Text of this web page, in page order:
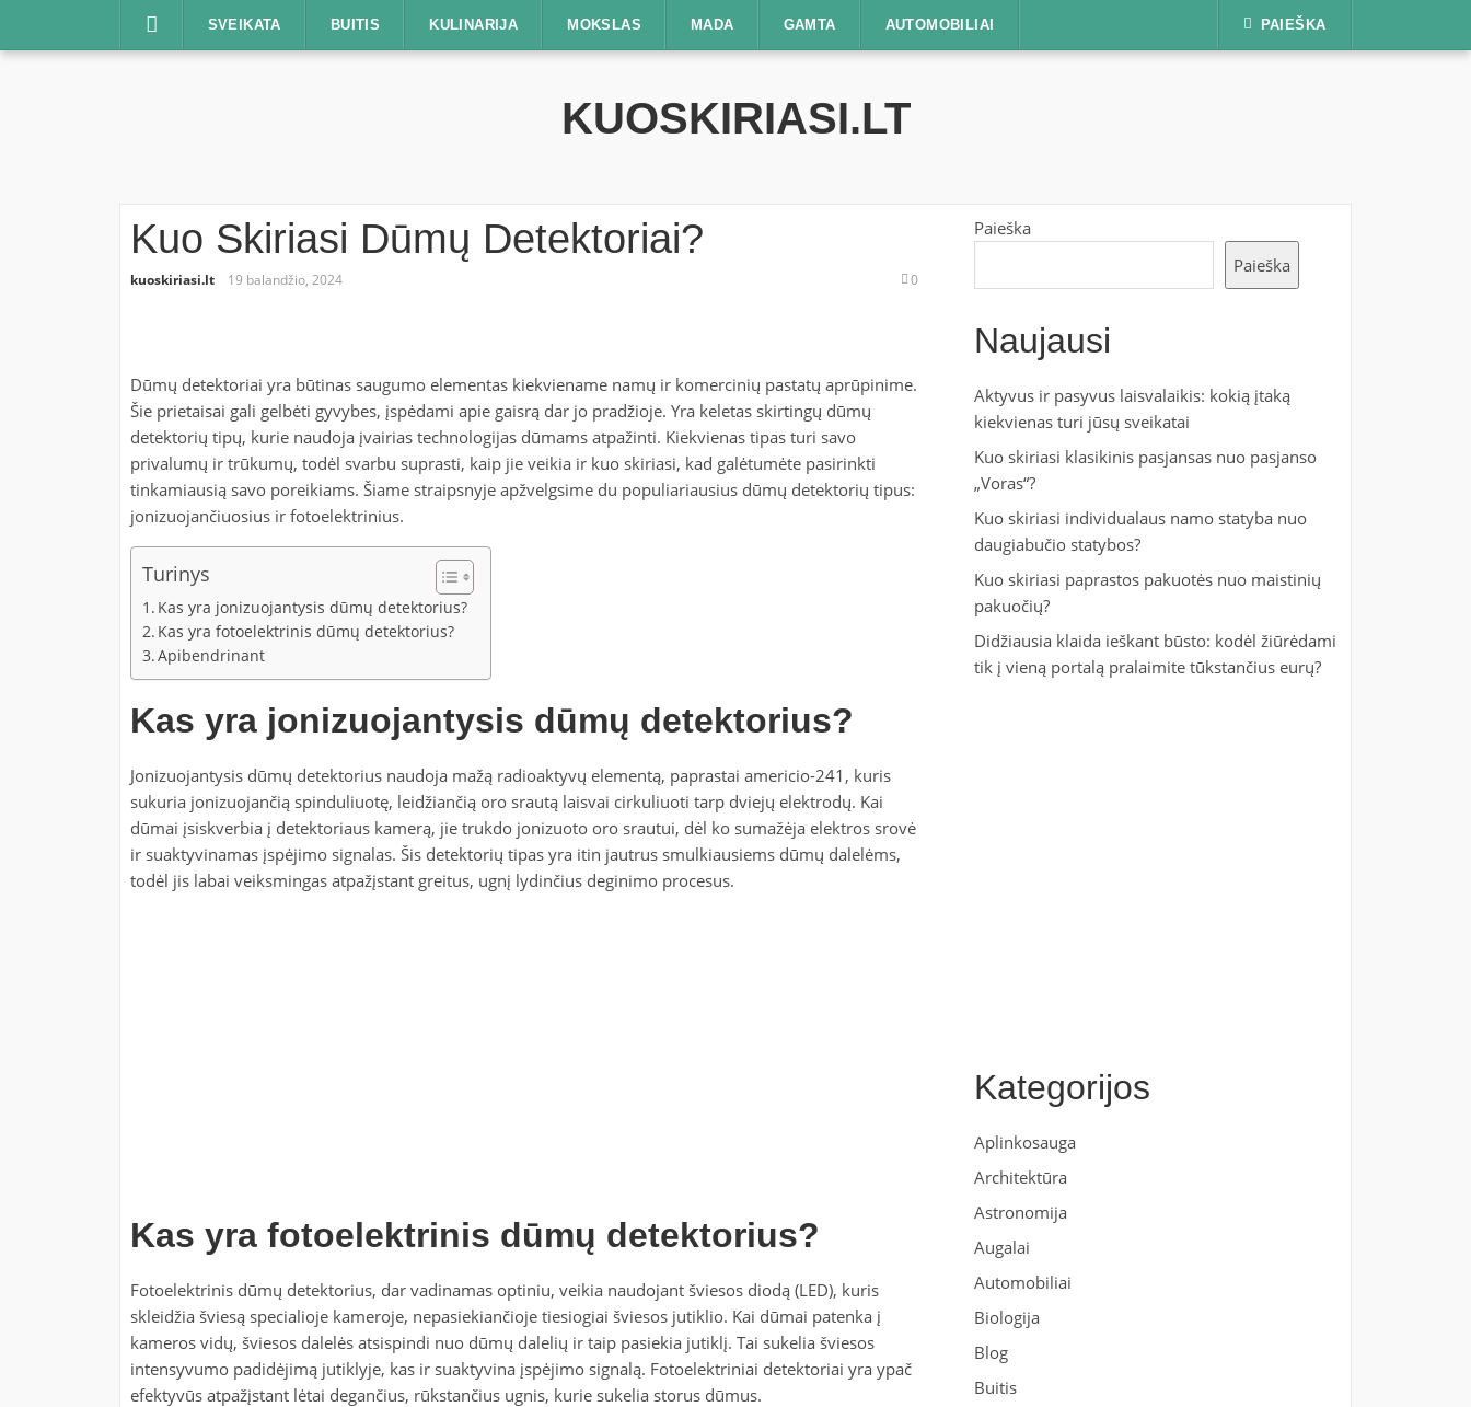
SVEIKATA BUITIS KULINARIJA MOKSLAS MADA GAMTA AUTOMOBILIAI PAIEŠKA
KUOSKIRIASI.LT
Kuo Skiriasi Dūmų Detektoriai?
kuoskiriasi.lt 19 balandžio, 2024 0
Dūmų detektoriai yra būtinas saugumo elementas kiekviename namų ir komercinių pastatų aprūpinime.
Šie prietaisai gali gelbėti gyvybes, įspėdami apie gaisrą dar jo pradžioje. Yra keletas skirtingų dūmų
detektorių tipų, kurie naudoja įvairias technologijas dūmams atpažinti. Kiekvienas tipas turi savo
privalumų ir trūkumų, todėl svarbu suprasti, kaip jie veikia ir kuo skiriasi, kad galėtumėte pasirinkti
tinkamiausią savo poreikiams. Šiame straipsnyje apžvelgsime du populiariausius dūmų detektorių tipus:
jonizuojančiuosius ir fotoelektrinius.
Turinys
Kas yra jonizuojantysis dūmų detektorius?
Kas yra fotoelektrinis dūmų detektorius?
Apibendrinant
Kas yra jonizuojantysis dūmų detektorius?
Jonizuojantysis dūmų detektorius naudoja mažą radioaktyvų elementą, paprastai americio-241, kuris
sukuria jonizuojančią spinduliuotę, leidžiančią oro srautą laisvai cirkuliuoti tarp dviejų elektrodų. Kai
dūmai įsiskverbia į detektoriaus kamerą, jie trukdo jonizuoto oro srautui, dėl ko sumažėja elektros srovė
ir suaktyvinamas įspėjimo signalas. Šis detektorių tipas yra itin jautrus smulkiausiems dūmų dalelėms,
todėl jis labai veiksmingas atpažįstant greitus, ugnį lydinčius deginimo procesus.
Kas yra fotoelektrinis dūmų detektorius?
Fotoelektrinis dūmų detektorius, dar vadinamas optiniu, veikia naudojant šviesos diodą (LED), kuris
skleidžia šviesą specialioje kameroje, nepasiekiančioje tiesiogiai šviesos jutiklio. Kai dūmai patenka į
kameros vidų, šviesos dalelės atsispindi nuo dūmų dalelių ir taip pasiekia jutiklį. Tai sukelia šviesos
intensyvumo padidėjimą jutiklyje, kas ir suaktyvina įspėjimo signalą. Fotoelektriniai detektoriai yra ypač
efektyvūs atpažįstant lėtai degančius, rūkstančius ugnis, kurie sukelia storus dūmus.
Paieška
Paieška
Naujausi
Aktyvus ir pasyvus laisvalaikis: kokią įtaką
kiekvienas turi jūsų sveikatai
Kuo skiriasi klasikinis pasjansas nuo pasjanso
„Voras“?
Kuo skiriasi individualaus namo statyba nuo
daugiabučio statybos?
Kuo skiriasi paprastos pakuotės nuo maistinių
pakuočių?
Didžiausia klaida ieškant būsto: kodėl žiūrėdami
tik į vieną portalą pralaimite tūkstančius eurų?
Kategorijos
Aplinkosauga
Architektūra
Astronomija
Augalai
Automobiliai
Biologija
Blog
Buitis